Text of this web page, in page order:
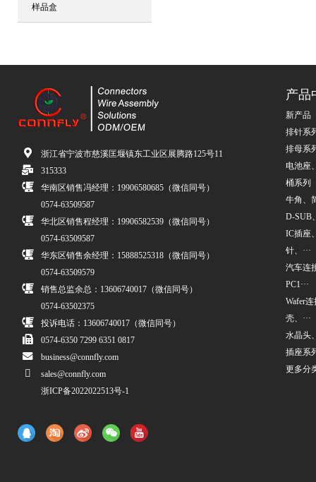
样品盒
浙江省宁波市慈溪匡堰镇东工业区展腾路125号11
315333
华南区销售冯经理：19906580685（微信同号）
0574-63509587
华北区销售程经理：19906582539（微信同号）
0574-63509587
华东区销售余经理：15888525318（微信同号）
0574-63509579
销售总监余总：13606740017（微信同号）
0574-63502375
投诉电话：13606740017（微信同号）
0574-6350 7299 6351 0817
business@connfly.com
sales@connfly.com
浙ICP备2022022513号-1
产品
新产品
排针系
排母系
电池座
桶系列
牛角、
D-SUB
IC插座
针、···
汽车连
PC1···
Wafer
壳、···
水晶头
插座系
更多分